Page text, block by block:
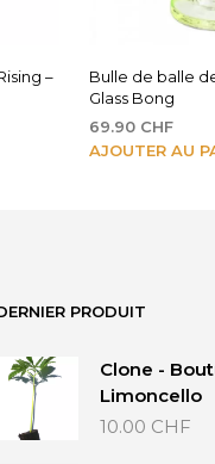
–
Bulle de balle
Glass Bong
69.90 CHF
AJOUTER AU
PRODUIT
Clone -
Limoncello
10.00 CHF